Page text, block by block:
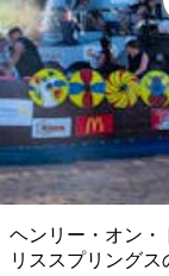
ン
エ
リ
ア
ヘンリー・オン・
リススプリング